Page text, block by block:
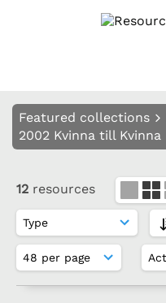
Featured collections
2002 Kvinna till Kvinna
12 resources